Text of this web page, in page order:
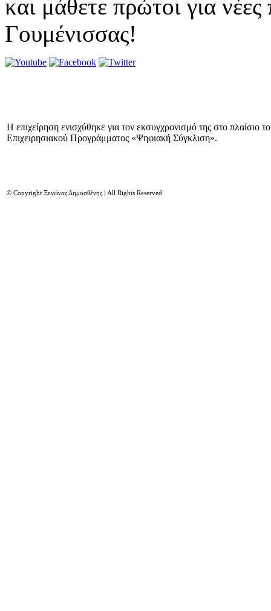
και μάθετε πρώτοι για
Γουμένισσας!
Η επιχείρηση ενισχύθηκε για τον εκσυγχρονισμό της στο πλαίσιο
Επιχειρησιακού Προγράμματος «Ψηφιακή Σύγκλιση».
© Copyright Ξενώνας Δημοσθένης | All Rights Reserved